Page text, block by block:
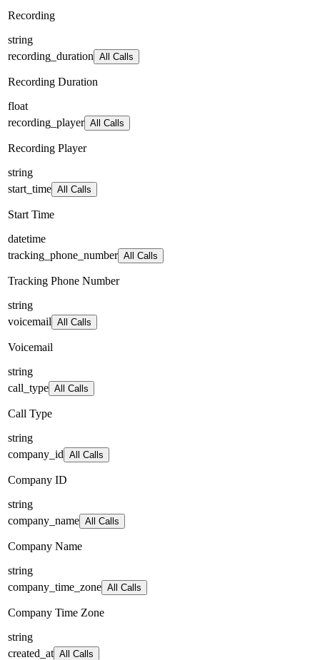
Recording
string
recording_duration All Calls
Recording Duration
float
recording_player All Calls
Recording Player
string
start_time All Calls
Start Time
datetime
tracking_phone_number All Calls
Tracking Phone Number
string
voicemail All Calls
Voicemail
string
call_type All Calls
Call Type
string
company_id All Calls
Company ID
string
company_name All Calls
Company Name
string
company_time_zone All Calls
Company Time Zone
string
created_at All Calls